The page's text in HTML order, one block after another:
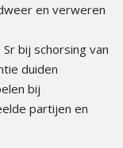
en verweren
bij schorsing van
duiden
bij
partijen en